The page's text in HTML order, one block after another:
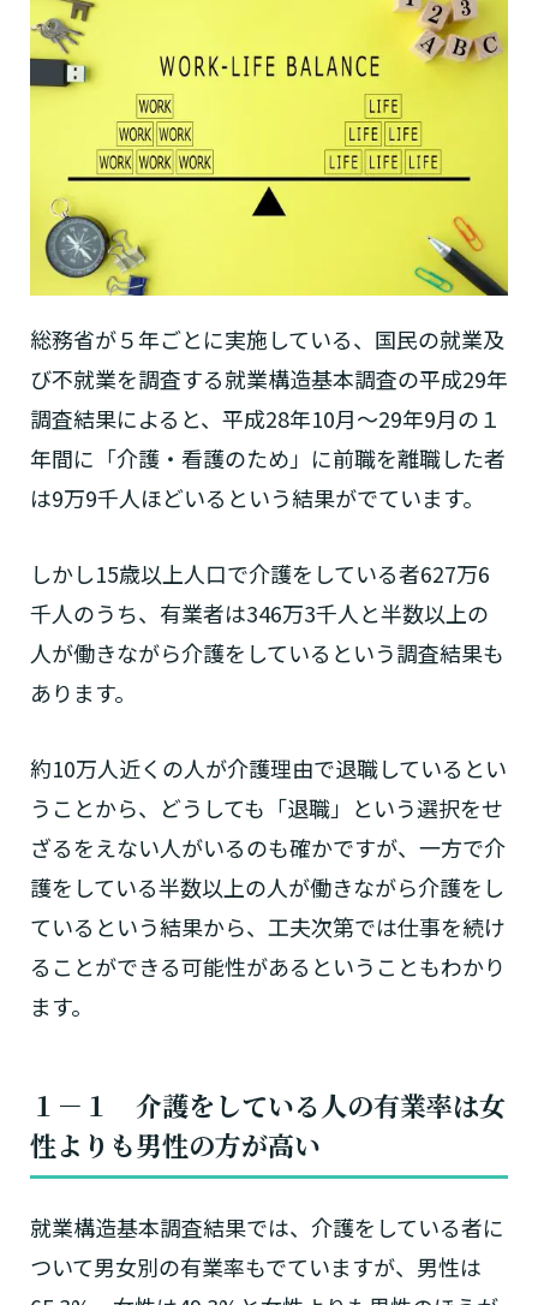
総務省が５年ごとに実施している、国民の就業及
び不就業を調査する就業構造基本調査の平成29年
調査結果によると、平成28年10月～29年9月の１
年間に「介護・看護のため」に前職を離職した者
は9万9千人ほどいるという結果がでています。
しかし15歳以上人口で介護をしている者627万6
千人のうち、有業者は346万3千人と半数以上の
人が働きながら介護をしているという調査結果も
あります。
約10万人近くの人が介護理由で退職しているとい
うことから、どうしても「退職」という選択をせ
ざるをえない人がいるのも確かですが、一方で介
護をしている半数以上の人が働きながら介護をし
ているという結果から、工夫次第では仕事を続け
ることができる可能性があるということもわかり
ます。
１－１ 介護をしている人の有業率は女
性よりも男性の方が高い
就業構造基本調査結果では、介護をしている者に
ついて男女別の有業率もでていますが、男性は